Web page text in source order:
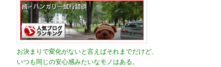
お決まりで変化がないと言えばそれまでだけど、
いつも同じの安心感みたいなモノはある。